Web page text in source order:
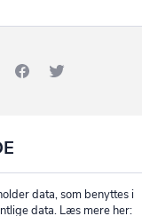
data, som benyttes i
data. Læs mere her: